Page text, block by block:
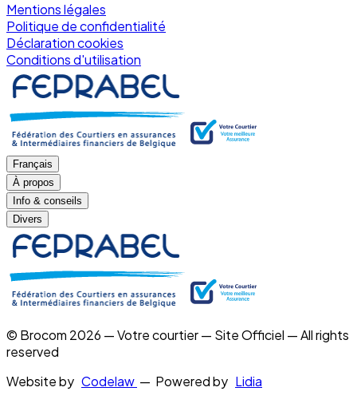
Mentions légales
Politique de confidentialité
Déclaration cookies
Conditions d'utilisation
Français
À propos
Info & conseils
Divers
© Brocom 2026 — Votre courtier — Site Officiel — All rights
reserved
Website by Codelaw — Powered by Lidia